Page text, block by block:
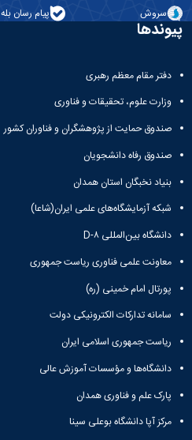
سروش پیام رسان بله
پیوندها
دفتر مقام معظم رهبری
وزارت علوم، تحقیقات و فناوری
صندوق حمایت از پژوهشگران و فناوران کشور
صندوق رفاه دانشجویان
بنیاد نخبگان استان همدان
شبکه آزمایشگاه‌های علمی ایران(شاعا)
دانشگاه بین‌المللی D-۸
معاونت علمی فناوری ریاست جمهوری
پورتال امام خمینی (ره)
سامانه تدارکات الکترونیکی دولت
ریاست جمهوری اسلامی ایران
دانشگاه‌ها و مؤسسات آموزش عالی
پارک علم و فناوری همدان
مرکز آپا دانشگاه بوعلی سینا